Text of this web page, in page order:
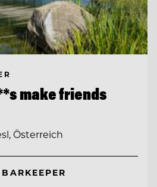
make friends
Österreich
DE RANG / BARKEEPER